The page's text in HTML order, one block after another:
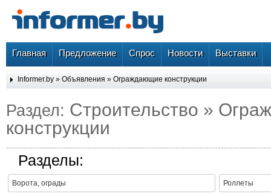
Главная Предложение Спрос Новости Выставки
Informer.by » Объявления » Ограждающие конструкции
Раздел: Строительство »
конструкции
Разделы:
Ворота, ограды Роллеты